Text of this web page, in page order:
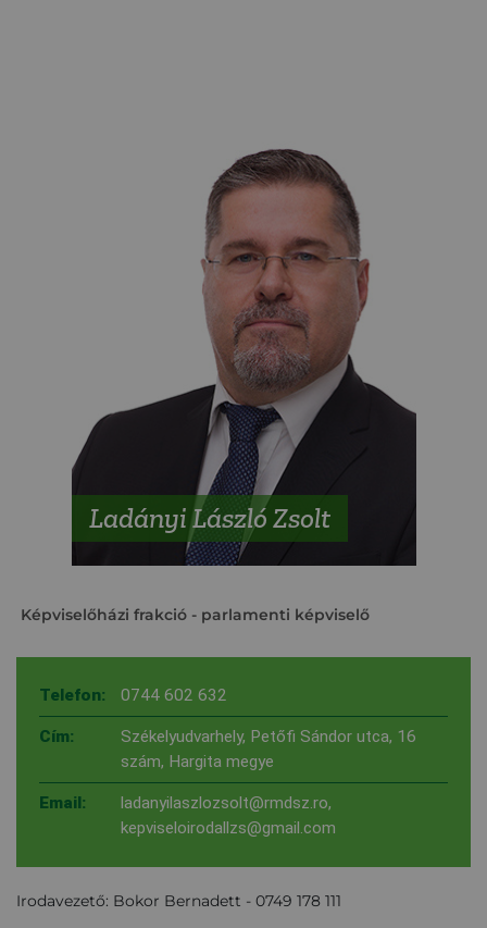
Ladányi László Zsolt
Képviselőházi frakció - parlamenti képviselő
Telefon: 0744 602 632
Cím:
Székelyudvarhely, Petőfi Sándor utca, 16
szám, Hargita megye
Email: ladanyilaszlozsolt@rmdsz.ro,
kepviseloirodallzs@gmail.com
Irodavezető: Bokor Bernadett - 0749 178 111